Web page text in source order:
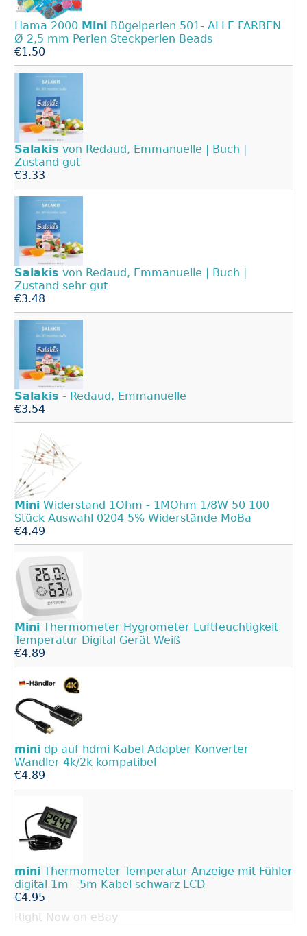
Hama 2000 Mini Bügelperlen 501- ALLE FARBEN
Ø 2,5 mm Perlen Steckperlen Beads
€1.50
Salakis von Redaud, Emmanuelle | Buch |
Zustand gut
€3.33
Salakis von Redaud, Emmanuelle | Buch |
Zustand sehr gut
€3.48
Salakis - Redaud, Emmanuelle
€3.54
Mini Widerstand 1Ohm - 1MOhm 1/8W 50 100
Stück Auswahl 0204 5% Widerstände MoBa
€4.49
Mini Thermometer Hygrometer Luftfeuchtigkeit
Temperatur Digital Gerät Weiß
€4.89
mini dp auf hdmi Kabel Adapter Konverter
Wandler 4k/2k kompatibel
€4.89
mini Thermometer Temperatur Anzeige mit Fühler
digital 1m - 5m Kabel schwarz LCD
€4.95
Right Now on eBay